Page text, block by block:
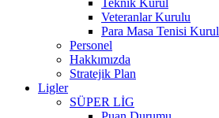
Teknik Kurul
Veteranlar Kurulu
Para Masa Tenisi Kurul
Personel
Hakkımızda
Stratejik Plan
Ligler
SÜPER LİG